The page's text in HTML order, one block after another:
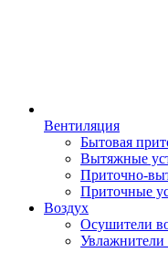
Вентиляция
Бытовая
Вытяжные
Приточно-
Приточные
Воздух
Осушители
Увлажнители